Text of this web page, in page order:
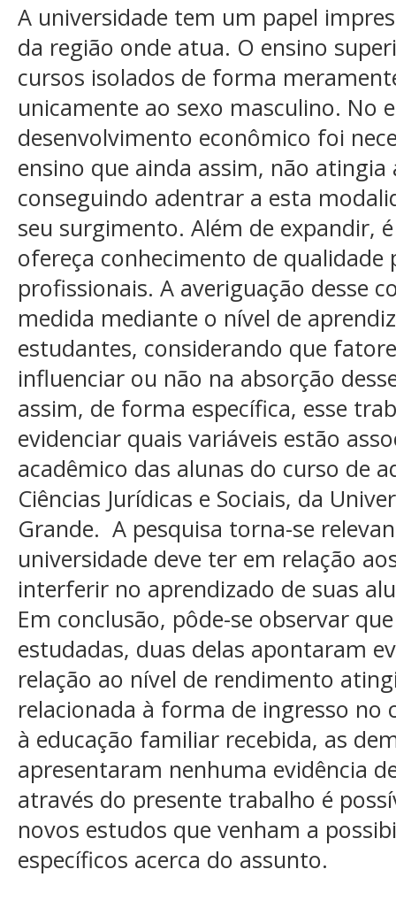
A universidade tem um papel
da região onde atua. O ensino
cursos isolados de forma
unicamente ao sexo masculino. No
desenvolvimento econômico foi
ensino que ainda assim, não
conseguindo adentrar a esta
seu surgimento. Além de expandir,
ofereça conhecimento de
profissionais. A averiguação desse
medida mediante o nível de
estudantes, considerando que
influenciar ou não na absorção
assim, de forma específica, esse
evidenciar quais variáveis estão
acadêmico das alunas do curso de
Ciências Jurídicas e Sociais, da
Grande. A pesquisa torna-se
universidade deve ter em relação
interferir no aprendizado de suas
Em conclusão, pôde-se observar
estudadas, duas delas apontaram
relação ao nível de rendimento
relacionada à forma de ingresso no
à educação familiar recebida, as
apresentaram nenhuma evidência
através do presente trabalho é
novos estudos que venham a
específicos acerca do assunto.